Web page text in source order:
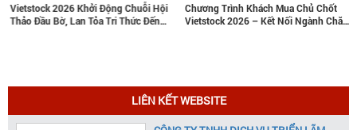
2026 Khởi Động Chuỗi Hội
Đầu Bờ, Lan Tỏa Tri Thức Đến
Chương Trình Khách Mua Chủ Chốt
Vietstock 2026 – Kết Nối Ngành Chăn
LIÊN KẾT WEBSITE